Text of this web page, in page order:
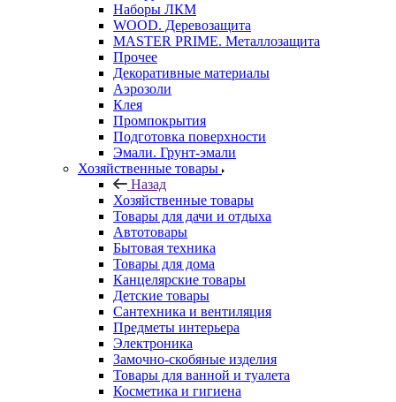
Наборы ЛКМ
WOOD. Деревозащита
MASTER PRIME. Металлозащита
Прочее
Декоративные материалы
Аэрозоли
Клея
Промпокрытия
Подготовка поверхности
Эмали. Грунт-эмали
Хозяйственные товары
Назад
Хозяйственные товары
Товары для дачи и отдыха
Автотовары
Бытовая техника
Товары для дома
Канцелярские товары
Детские товары
Сантехника и вентиляция
Предметы интерьера
Электроника
Замочно-скобяные изделия
Товары для ванной и туалета
Косметика и гигиена